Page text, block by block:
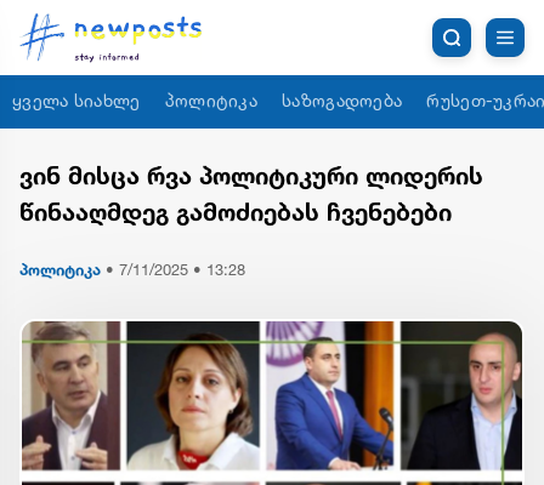
ყველა სიახლე პოლიტიკა საზოგადოება რუსეთ-
ვინ მისცა რვა პოლიტიკური ლიდერის
წინააღმდეგ გამოძიებას ჩვენებები
პოლიტიკა • 7/11/2025 • 13:28